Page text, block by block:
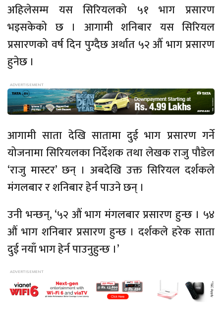
अहिलेसम्म यस सिरियलको ५१ भाग प्रसारण
भइसकेको छ । आगामी शनिबार यस सिरियल
प्रसारणको वर्ष दिन पुग्दैछ अर्थात ५२ औँ भाग प्रसारण
हुनेछ ।
आगामी साता देखि सातामा दुई भाग प्रसारण गर्ने
योजनामा सिरियलका निर्देशक तथा लेखक राजु पौडेल
‘राजु मास्टर’ छन् । अबदेखि उक्त सिरियल दर्शकले
मंगलबार र शनिबार हेर्न पाउने छन् ।
उनी भन्छन्, ‘५२ औं भाग मंगलबार प्रसारण हुन्छ । ५४
औं भाग शनिबार प्रसारण हुन्छ । दर्शकले हरेक साता
दुई नयाँ भाग हेर्न पाउनुहुन्छ ।’